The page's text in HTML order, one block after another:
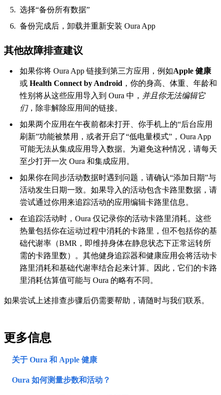
选择“备份所有数据”
备份完成后，卸载并重新安装 Oura App
其他故障排查建议
如果你将 Oura App 链接到第三方应用，例如Apple 健康
或 Health Connect by Android ，你的身高、体重、年龄和
性别将从这些应用导入到 Oura 中， 并且你无法编辑它
们，除非解除应用间的链接。
如果两个应用在午夜前都未打开、你手机上的“后台应用
刷新”功能被禁用，或者开启了“低电量模式”，Oura App
可能无法从集成应用导入数据。为避免这种情况，请每天
至少打开一次 Oura 和集成应用。
如果你在同步活动数据时遇到问题，请确认“添加日期”与
活动发生日期一致。如果导入的活动包含卡路里数据，请
尝试通过你用来追踪活动的应用编辑卡路里信息。
在追踪活动时，Oura 仅记录你的活动卡路里消耗。这些
热量包括你在运动过程中消耗的卡路里，但不包括你的基
础代谢率（BMR，即维持身体在静息状态下正常运转所
需的卡路里数）。其他健身追踪器和健康应用会将活动卡
路里消耗和基础代谢率结合起来计算。因此，它们的卡路
里消耗估算值可能与 Oura 的略有不同。
如果尝试上述排查步骤后仍需要帮助，请随时与我们联系。
更多信息
关于 Oura 和 Apple 健康
Oura 如何测量步数和活动？